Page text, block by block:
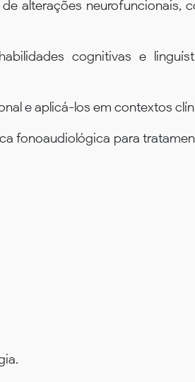
alterações neurofuncionais,
cognitivas e
e aplicá-los em contextos
fonoaudiológica para